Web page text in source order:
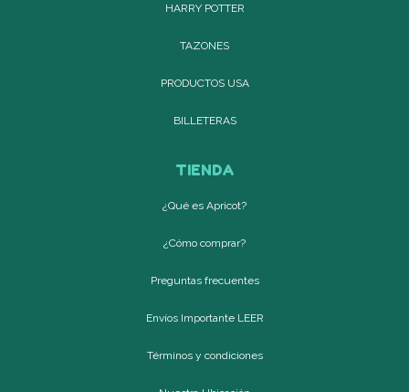
HARRY POTTER
TAZONES
PRODUCTOS USA
BILLETERAS
TIENDA
¿Qué es Apricot?
¿Cómo comprar?
Preguntas frecuentes
Envíos Importante LEER
Términos y condiciones